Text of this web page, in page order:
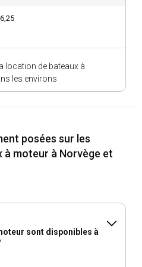
et la culture de la
locales et en profitant des vues.
viking au musée des navires
culturelle immersive.
attractions et activités
?
en bateau à moteur, faites un
location de bateaux à
les environs
6,25
posées sur les
à moteur à Norvège et
sont disponibles à